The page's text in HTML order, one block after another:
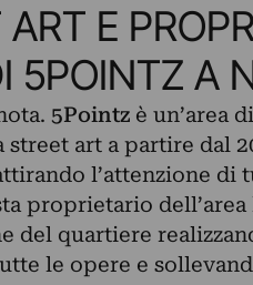
ART E
5POINTZ A
5Pointzè un’area
street art a partire dal
l’attenzione di
proprietario
del quartiere
le opere e